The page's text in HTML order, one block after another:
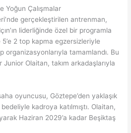
Yoğun Çalışmalar
gerçekleştirilen antrenman,
liderliğinde özel bir programla
5’e 2 top kapma egzersizleriyle
organizasyonlarıyla tamamlandı. Bu
Olaitan, takım arkadaşlarıyla
oyuncusu, Göztepe’den yaklaşık
kadroya katılmıştı. Olaitan,
Haziran 2029’a kadar Beşiktaş